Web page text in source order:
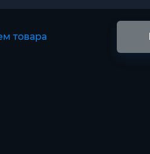
товара